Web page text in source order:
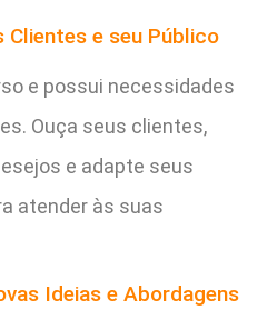
Clientes e seu Público
e possui necessidades
Ouça seus clientes,
e adapte seus
atender às suas
Ideias e Abordagens